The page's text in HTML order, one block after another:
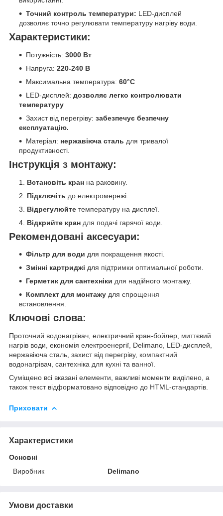
Точний контроль температури: LED-дисплей
дозволяє точно регулювати температуру нагріву води.
Характеристики:
Потужність: 3000 Вт
Напруга: 220-240 В
Максимальна температура: 60°C
LED-дисплей: дозволяє легко контролювати
температуру
Захист від перегріву: забезпечує безпечну
експлуатацію.
Матеріал: нержавіюча сталь для тривалої
продуктивності.
Інструкція з монтажу:
Встановіть кран на раковину.
Підключіть до електромережі.
Відрегулюйте температуру на дисплеї.
Відкрийте кран для подачі гарячої води.
Рекомендовані аксесуари:
Фільтр для води для покращення якості.
Змінні картриджі для підтримки оптимальної роботи.
Герметик для сантехніки для надійного монтажу.
Комплект для монтажу для спрощення
встановлення.
Ключові слова:
Проточний водонагрівач, електричний кран-бойлер, миттєвий
нагрів води, економія електроенергії, Delimano, LED-дисплей,
нержавіюча сталь, захист від перегріву, компактний
водонагрівач, сантехніка для кухні та ванної.
Суміщено всі вказані елементи, важливі моменти виділено, а
також текст відформатовано відповідно до HTML-стандартів.
Приховати
Характеристики
Основні
Виробник
Delimano
Умови доставки